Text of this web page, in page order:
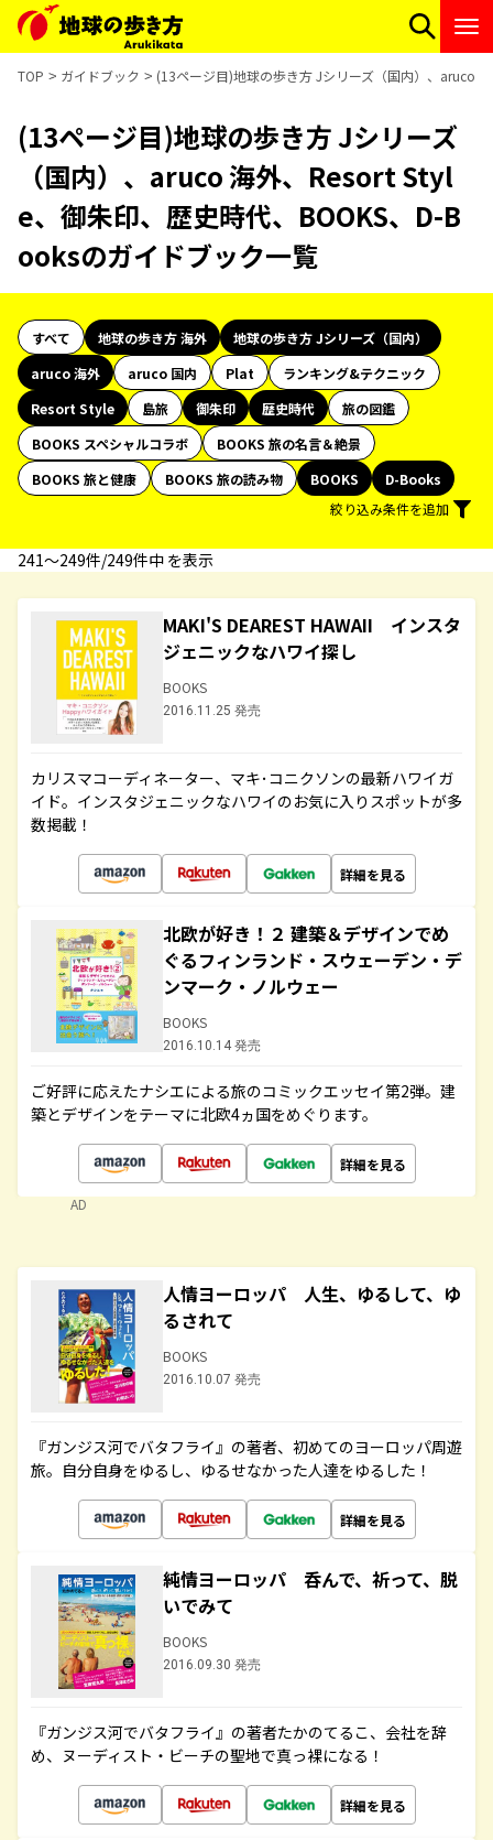
TOP ガイドブック (13ページ目)地球の歩き方 Jシリーズ（国内）、aruco
(13ページ目)地球の歩き方 Jシリーズ
（国内）、aruco 海外、Resort Styl
e、御朱印、歴史時代、BOOKS、D-B
ooksのガイドブック一覧
すべて 地球の歩き方 海外
地球の歩き方 Jシリーズ（国内）
aruco 海外
aruco 国内 Plat
ランキング&テクニック
Resort Style
島旅 御朱印 歴史時代
旅の図鑑
BOOKS スペシャルコラボ
BOOKS 旅の名言＆絶景
BOOKS 旅と健康
BOOKS 旅の読み物 BOOKS
D-Books
絞り込み条件を追加
241〜249件/249件中 を表示
MAKI'S DEAREST HAWAII インスタ
ジェニックなハワイ探し
BOOKS
2016.11.25 発売
カリスマコーディネーター、マキ･コニクソンの最新ハワイガ
イド。インスタジェニックなハワイのお気に入りスポットが多
数掲載！
詳細を見る
北欧が好き！２ 建築＆デザインでめ
ぐるフィンランド・スウェーデン・デ
ンマーク・ノルウェー
BOOKS
2016.10.14 発売
ご好評に応えたナシエによる旅のコミックエッセイ第2弾。建
築とデザインをテーマに北欧4ヵ国をめぐります。
詳細を見る
AD
人情ヨーロッパ 人生、ゆるして、ゆ
るされて
BOOKS
2016.10.07 発売
『ガンジス河でバタフライ』の著者、初めてのヨーロッパ周遊
旅。自分自身をゆるし、ゆるせなかった人達をゆるした！
詳細を見る
純情ヨーロッパ 呑んで、祈って、脱
いでみて
BOOKS
2016.09.30 発売
『ガンジス河でバタフライ』の著者たかのてるこ、会社を辞
め、ヌーディスト・ビーチの聖地で真っ裸になる！
詳細を見る